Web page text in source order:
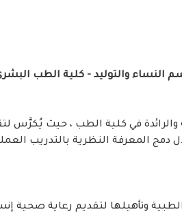
النساء والتوليد - كلية الطب
والرائدة في كلية الطب ، حيث
دمج المعرفة النظرية بالتدريب
وتأهيلها لتقديم رعاية صحية